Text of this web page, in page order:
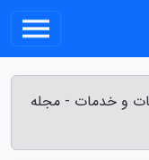
و خدمات - مجله